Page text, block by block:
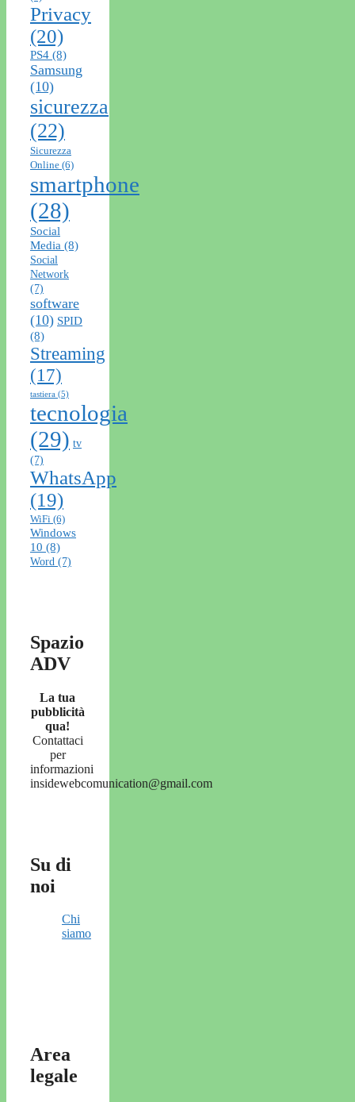
Privacy
(20)
PS4 (8)
Samsung
(10)
sicurezza
(22)
Sicurezza
Online (6)
smartphone
(28)
Social
Media (8)
Social
Network
(7)
software
(10) SPID
(8)
Streaming
(17)
tastiera (5)
tecnologia
(29) tv
(7)
WhatsApp
(19)
WiFi (6)
Windows
10 (8)
Word (7)
Spazio
ADV
La tua
pubblicità
qua!
Contattaci
per
informazioni
insidewebcomunication@gmail.com
Su di
noi
Chi
siamo
Area
legale